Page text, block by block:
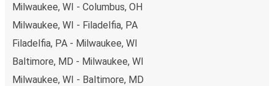
Milwaukee, WI - Columbus, OH
Milwaukee, WI - Filadelfia, PA
Filadelfia, PA - Milwaukee, WI
Baltimore, MD - Milwaukee, WI
Milwaukee, WI - Baltimore, MD